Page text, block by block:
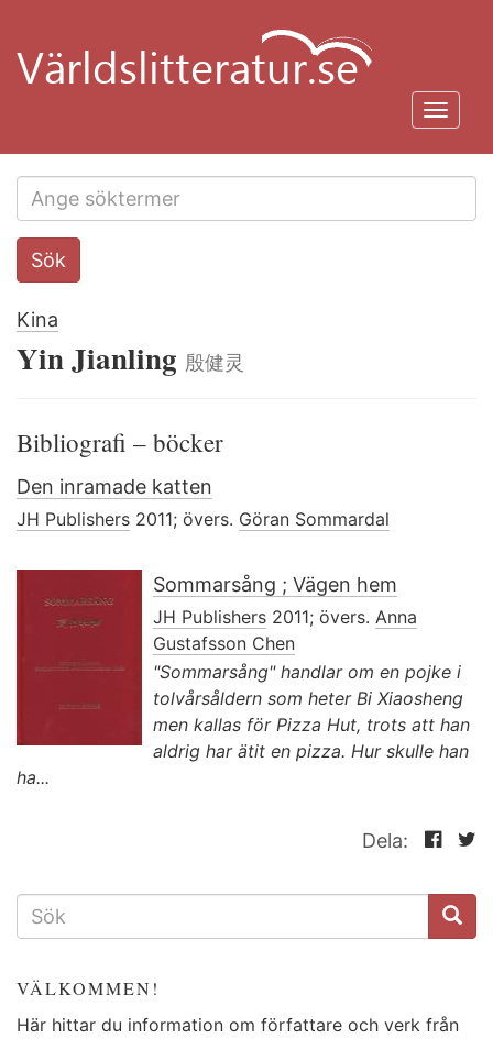
huvudinnehåll
Search
this
Sök
Kina
Yin Jianling 殷健灵
Bibliografi – böcker
Den inramade katten
JH Publishers 2011; övers. Göran Sommardal
Sommarsång ; Vägen hem
JH Publishers 2011; övers. Anna
Gustafsson Chen
"Sommarsång" handlar om en pojke i
tolvårsåldern som heter Bi Xiaosheng
men kallas för Pizza Hut, trots att han
aldrig har ätit en pizza. Hur skulle han
ha...
Dela:
SÖKFORMULÄR
VÄLKOMMEN!
Här hittar du information om författare och verk från